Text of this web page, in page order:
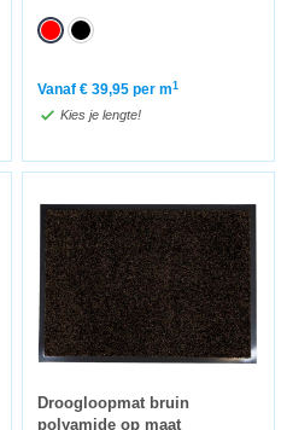
Vanaf € 39,95 per m1
Kies je lengte!
Droogloopmat bruin
polyamide op maat